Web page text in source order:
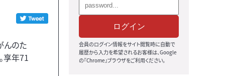
んのた
享年71
ログイン
会員のログイン情報をサイト閲覧時に自動で
履歴から入力を希望されるお客様は、Google
の『Chrome』ブラウザをご利用ください。